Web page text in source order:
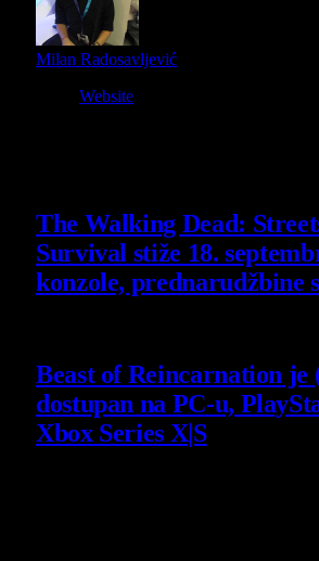
Milan Radosavljević
Website
The Walking Dead:
Survival stiže 18.
konzole, prednarudžbine
Beast of Reincarnation je
dostupan na PC-u,
Xbox Series X|S